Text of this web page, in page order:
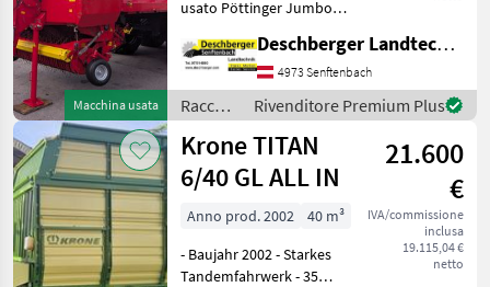
19
MARKETPLACE
Marketplace
Offerte dei
rivenditori
Annunci
Macchina usata
usato Pöttinger Jumbo
viaggi - Anno di costruzione
2016 - Rotore come nuovo
con 45 lame - Gruppo
tandem con sospens
Deschberger Landtechnik GmbH
4973 Senftenbach
Raccolta
mangimi
/
Pöttinger
Rivenditore Premium Plus
Krone TITAN
6/40 GL ALL IN
21.600
€
IVA/commissione
inclusa
19.115,04 €
netto
Anno prod. 2002
40 m³
- Baujahr 2002 - Starkes
Tandemfahrwerk - 35